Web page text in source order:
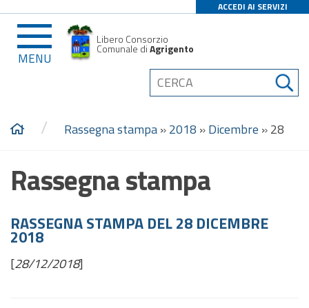
ACCEDI AI SERVIZI
MENU
Libero Consorzio
Comunale diAgrigento
/ Rassegna stampa»2018 »Dicembre »28
Rassegna stampa
RASSEGNA STAMPA DEL 28 DICEMBRE
2018
[28/12/2018]